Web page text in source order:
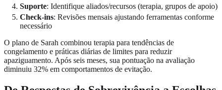
Suporte: Identifique aliados/recursos (terapia, grupos de apoio)
Check-ins: Revisões mensais ajustando ferramentas conforme
necessário
O plano de Sarah combinou terapia para tendências de
congelamento e práticas diárias de limites para reduzir
apaziguamento. Após seis meses, sua pontuação na avaliação
diminuiu 32% em comportamentos de evitação.